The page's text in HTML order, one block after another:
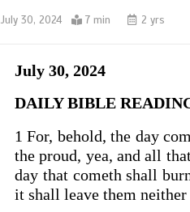
July 30, 2024 7 min 2 yrs
July 30, 2024
DAILY BIBLE
1 For, behold, the day
the proud, yea, and all
day that cometh shall
it shall leave them